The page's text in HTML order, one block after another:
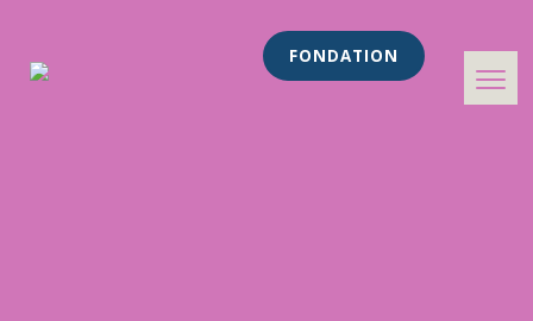
content
FONDATION